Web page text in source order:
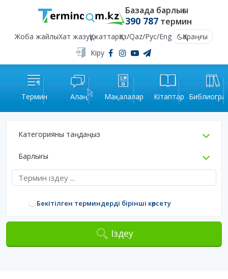
Базада барлығы
390 787термин
Жоба жайлыХат жазуҚұжаттарҚаз/Qaz/Рус/Eng
Қараңғы
Кіру
Термин Алаң Мақалалар Кітаптар
Категорияны таңдаңыз
Барлығы
Бекітілген терминдерді бірінші көрсету
Іздеу